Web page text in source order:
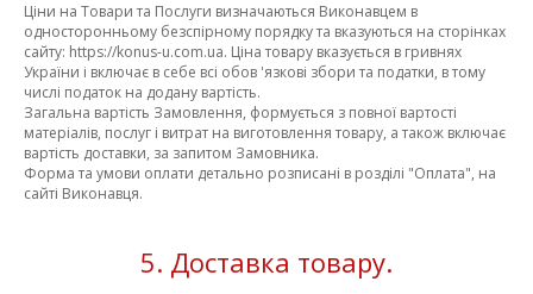
Ціни на Товари та Послуги визначаються Виконавцем в
односторонньому безспірному порядку та вказуються на сторінках
сайту: https://konus-u.com.ua. Ціна товару вказується в гривнях
України і включає в себе всі обов 'язкові збори та податки, в тому
числі податок на додану вартість.
Загальна вартість Замовлення, формується з повної вартості
матеріалів, послуг і витрат на виготовлення товару, а також включає
вартість доставки, за запитом Замовника.
Форма та умови оплати детально розписані в розділі "Оплата", на
сайті Виконавця.
5. Доставка товару.